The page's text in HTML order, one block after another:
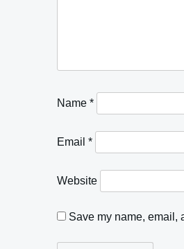
Name *
Email *
Website
Save my name, email,